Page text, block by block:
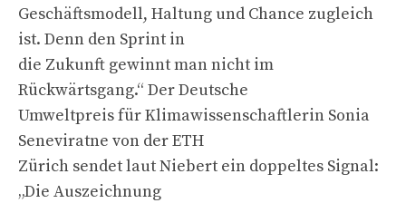
Geschäftsmodell, Haltung und Chance zugleich
ist. Denn den Sprint in
die Zukunft gewinnt man nicht im
Rückwärtsgang.“ Der Deutsche
Umweltpreis für Klimawissenschaftlerin Sonia
Seneviratne von der ETH
Zürich sendet laut Niebert ein doppeltes Signal:
„Die Auszeichnung